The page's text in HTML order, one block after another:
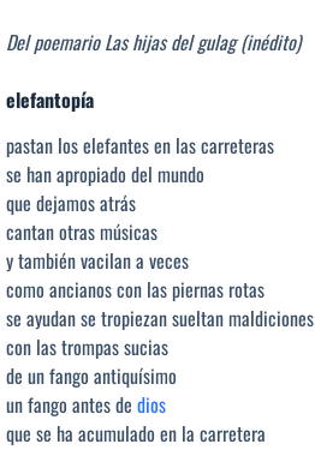
Del poemario Las hijas del gulag (inédito)
elefantopía
pastan los elefantes en las carreteras
se han apropiado del mundo
que dejamos atrás
cantan otras músicas
y también vacilan a veces
como ancianos con las piernas rotas
se ayudan se tropiezan sueltan maldiciones
con las trompas sucias
de un fango antiquísimo
un fango antes de dios
que se ha acumulado en la carretera